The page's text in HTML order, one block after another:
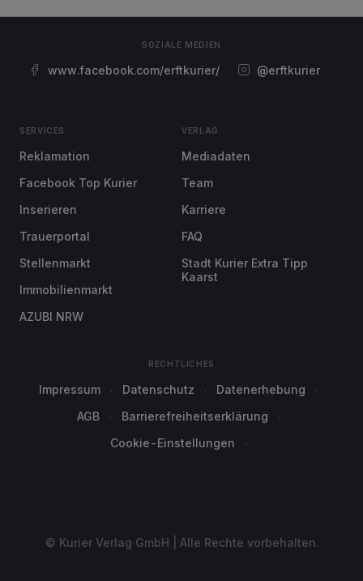
SOZIALE MEDIEN
www.facebook.com/erftkurier/ @erftkurier
SERVICES
Reklamation
Facebook Top Kurier
Inserieren
Trauerportal
Stellenmarkt
Immobilienmarkt
AZUBI NRW
VERLAG
Mediadaten
Team
Karriere
FAQ
Stadt Kurier Extra Tipp
Kaarst
RECHTLICHES
Impressum Datenschutz
Datenerhebung
AGB
Barrierefreiheitserklärung
Cookie-Einstellungen
© Kurier Verlag GmbH | Alle Rechte vorbehalten.